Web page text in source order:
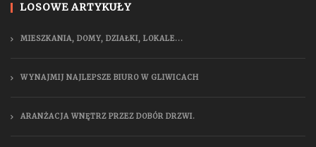
LOSOWE ARTYKUŁY
MIESZKANIA, DOMY, DZIAŁKI, LOKALE...
WYNAJMIJ NAJLEPSZE BIURO W GLIWICACH
ARANŻACJA WNĘTRZ PRZEZ DOBÓR DRZWI.